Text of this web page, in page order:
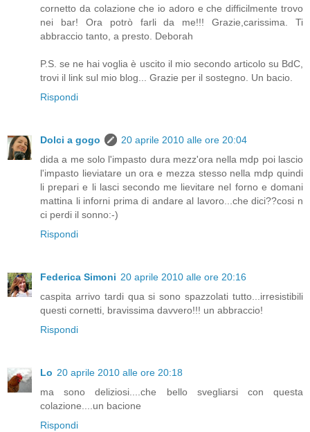
cornetto da colazione che io adoro e che difficilmente trovo
nei bar! Ora potrò farli da me!!! Grazie,carissima. Ti
abbraccio tanto, a presto. Deborah
P.S. se ne hai voglia è uscito il mio secondo articolo su BdC,
trovi il link sul mio blog... Grazie per il sostegno. Un bacio.
Rispondi
Dolci a gogo
20 aprile 2010 alle ore 20:04
dida a me solo l'impasto dura mezz'ora nella mdp poi lascio
l'impasto lieviatare un ora e mezza stesso nella mdp quindi
li prepari e li lasci secondo me lievitare nel forno e domani
mattina li inforni prima di andare al lavoro...che dici??cosi n
ci perdi il sonno:-)
Rispondi
Federica Simoni 20 aprile 2010 alle ore 20:16
caspita arrivo tardi qua si sono spazzolati tutto...irresistibili
questi cornetti, bravissima davvero!!! un abbraccio!
Rispondi
Lo 20 aprile 2010 alle ore 20:18
ma sono deliziosi....che bello svegliarsi con questa
colazione....un bacione
Rispondi